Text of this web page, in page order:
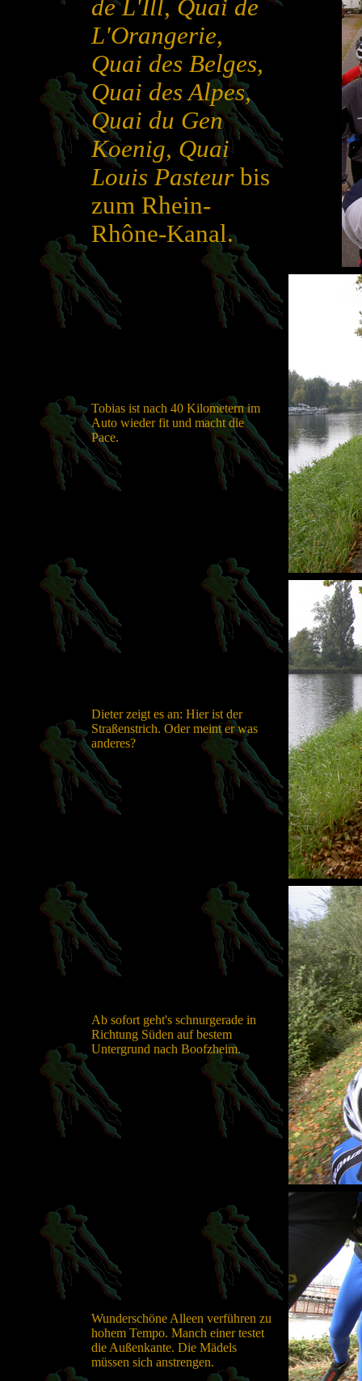
de L'Ill, Quai de
L'Orangerie,
Quai des Belges,
Quai des Alpes,
Quai du Gen
Koenig, Quai
Louis Pasteur bis
zum Rhein-
Rhône-Kanal.
Tobias ist nach 40 Kilometern im
Auto wieder fit und macht die
Pace.
Dieter zeigt es an: Hier ist der
Straßenstrich. Oder meint er was
anderes?
Ab sofort geht's schnurgerade in
Richtung Süden auf bestem
Untergrund nach Boofzheim.
Wunderschöne Alleen verführen zu
hohem Tempo. Manch einer testet
die Außenkante. Die Mädels
müssen sich anstrengen.